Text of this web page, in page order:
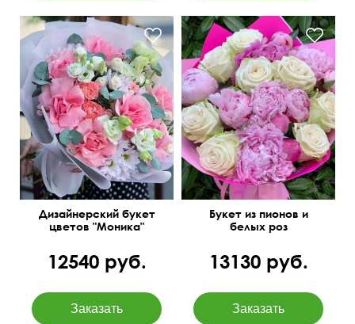
Вывернутые розы,
лизиантусы (эустома),
гвоздика
Дизайнерский букет
цветов "Моника"
12540 руб.
Современная упаковка
Букет из пионов и
белых роз
13130 руб.